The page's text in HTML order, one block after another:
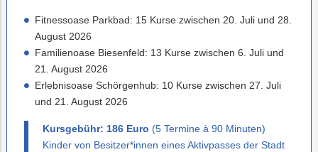
Fitnessoase Parkbad: 15 Kurse zwischen 20. Juli und 28.
August 2026
Familienoase Biesenfeld: 13 Kurse zwischen 6. Juli und
21. August 2026
Erlebnisoase Schörgenhub: 10 Kurse zwischen 27. Juli
und 21. August 2026
Kursgebühr: 186 Euro (5 Termine à 90 Minuten)
Kinder von Besitzer*innen eines Aktivpasses der Stadt